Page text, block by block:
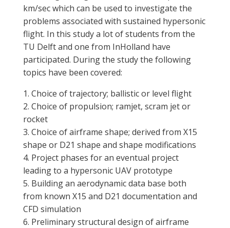
km/sec which can be used to investigate the
problems associated with sustained hypersonic
flight. In this study a lot of students from the
TU Delft and one from InHolland have
participated. During the study the following
topics have been covered:
1. Choice of trajectory; ballistic or level flight
2. Choice of propulsion; ramjet, scram jet or
rocket
3. Choice of airframe shape; derived from X15
shape or D21 shape and shape modifications
4. Project phases for an eventual project
leading to a hypersonic UAV prototype
5. Building an aerodynamic data base both
from known X15 and D21 documentation and
CFD simulation
6. Preliminary structural design of airframe